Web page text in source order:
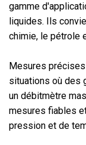
gamme
liquides. Ils
chimie, le pétrole
Mesures
situations où des
un débitmètre
mesures fiables
pression et de